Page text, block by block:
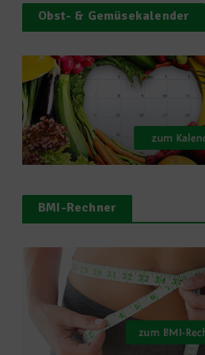
Obst- & Gemüsekalender
BMI-Rechner